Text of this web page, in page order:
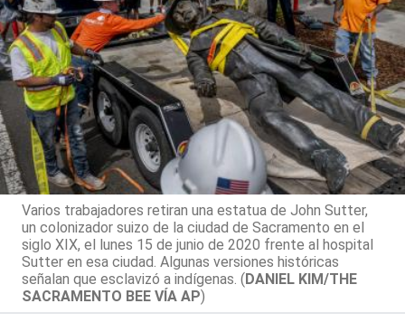
Varios trabajadores retiran una estatua de John Sutter,
un colonizador suizo de la ciudad de Sacramento en el
siglo XIX, el lunes 15 de junio de 2020 frente al hospital
Sutter en esa ciudad. Algunas versiones históricas
señalan que esclavizó a indígenas. (DANIEL KIM/THE
SACRAMENTO BEE VÍA AP)